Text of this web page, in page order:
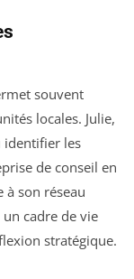
souvent
locales. Julie,
identifier les
de conseil en
son réseau
cadre de vie
stratégique.